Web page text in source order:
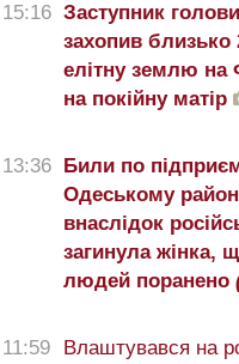
15:16 Заступник
захопив близько
елітну землю на
на покійну матір
13:36
Били по
Одеському
внаслідок
загинула жінка,
людей поранено
11:59
Влаштувався на